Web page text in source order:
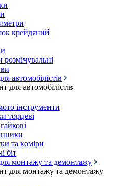
крейдяний
автомобілістів
для автомобілістів
інструменти
торцеві
та коміри
біт
монтажу та демонтажу
для монтажу та демонтажу